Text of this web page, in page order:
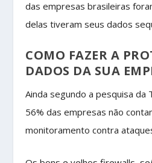
das empresas brasileiras
delas tiveram seus dados
COMO FAZER A
DADOS DA SUA
Ainda segundo a pesquisa da
56% das empresas não
monitoramento contra